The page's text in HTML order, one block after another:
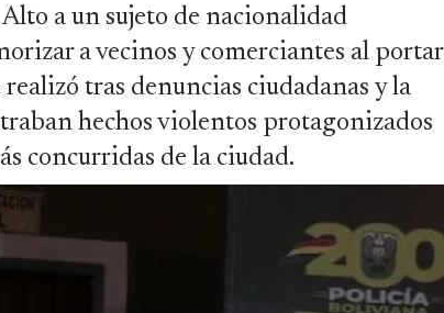
a un sujeto de nacionalidad
a vecinos y comerciantes al portar
tras denuncias ciudadanas y la
hechos violentos protagonizados
concurridas de la ciudad.